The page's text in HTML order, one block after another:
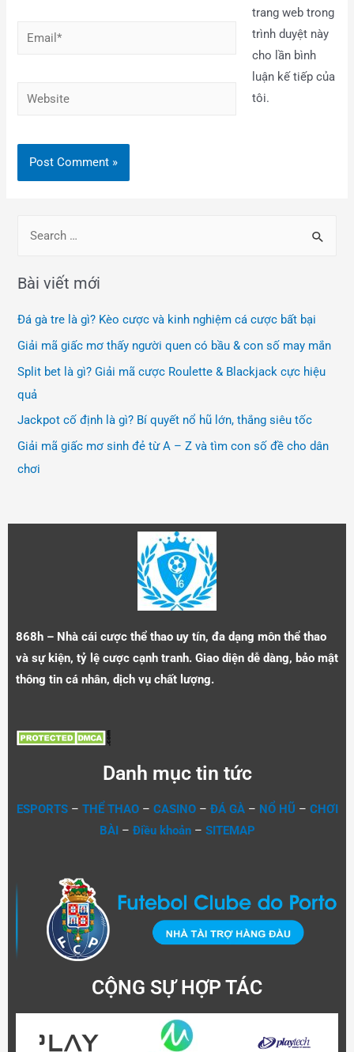
trang web trong
trình duyệt này
cho lần bình
luận kế tiếp của
tôi.
Bài viết mới
Đá gà tre là gì? Kèo cược và kinh nghiệm cá cược bất bại
Giải mã giấc mơ thấy người quen có bầu & con số may mắn
Split bet là gì? Giải mã cược Roulette & Blackjack cực hiệu
quả
Jackpot cố định là gì? Bí quyết nổ hũ lớn, thắng siêu tốc
Giải mã giấc mơ sinh đẻ từ A – Z và tìm con số đề cho dân
chơi
868h – Nhà cái cược thể thao uy tín, đa dạng môn thể thao
và sự kiện, tỷ lệ cược cạnh tranh. Giao diện dễ dàng, bảo mật
thông tin cá nhân, dịch vụ chất lượng.
Danh mục tin tức
ESPORTS– THỂ THAO– CASINO– ĐÁ GÀ– NỔ HŨ – CHƠI
BÀI– Điều khoản– SITEMAP
CỘNG SỰ HỢP TÁC